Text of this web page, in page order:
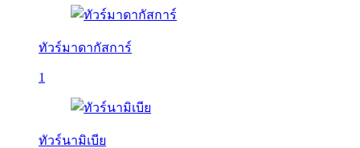
ทัวร์มาดากัสการ์
1
ทัวร์นามิเบีย